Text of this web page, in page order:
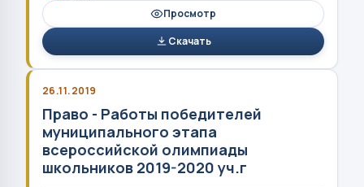
Просмотр
Скачать
26.11.2019
Право - Работы победителей
муниципального этапа
всероссийской олимпиады
школьников 2019-2020 уч.г